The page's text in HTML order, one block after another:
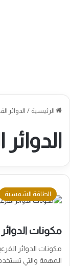
الرئيسية / الدوائر
الطاقة الشمسية
مكونات
مكونات الدوائر
المهمة والتي